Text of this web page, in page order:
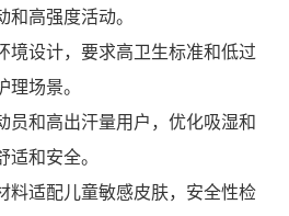
高强度活动。
境设计，要求高卫生标准和低过
场景。
员和高出汗量用户，优化吸湿和
适和安全。
料适配儿童敏感皮肤，安全性检